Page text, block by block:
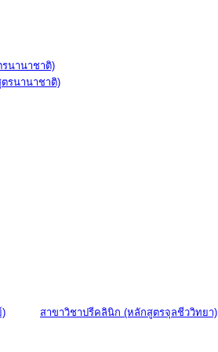
รนานาชาติ)
รนานาชาติ)
)
สาขาวิชาปรีคลินิก (หลักสูตรจุลชีววิทยา)